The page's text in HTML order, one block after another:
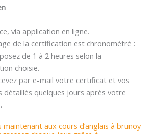
via application en ligne.
de la certification est chronométré :
de 1 à 2 heures selon la
choisie.
par e-mail votre certificat et vos
détaillés quelques jours après votre
maintenant aux cours d’anglais à brunoy